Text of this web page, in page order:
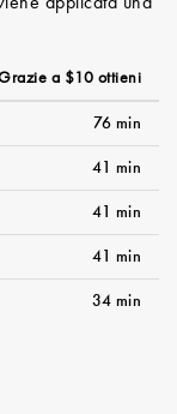
a $10 ottieni
76 min
41 min
41 min
41 min
34 min